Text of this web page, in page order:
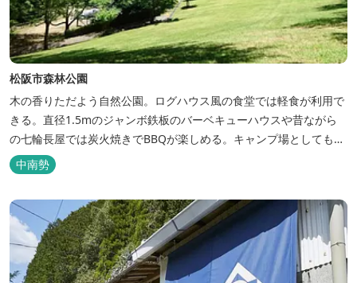
松阪市森林公園
木の香りただよう自然公園。ログハウス風の食堂では軽食が利用で
きる。直径1.5mのジャンボ鉄板のバーベキューハウスや昔ながら
の七輪長屋では炭火焼きでBBQが楽しめる。キャンプ場としても人
気で、週末は多くのキャンパーでにぎわっている。バンガローや5
タイプのテントサイトがある。展望台からは市街が一望できる。ま
た桜の時期は、多くの人々でにぎわう。 バーベキューの食材は持ち
込みOK！あらかじめご...
中南勢